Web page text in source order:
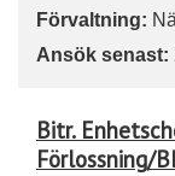
Förvaltning:
Ansök senast:
Bitr.
Förlossning/